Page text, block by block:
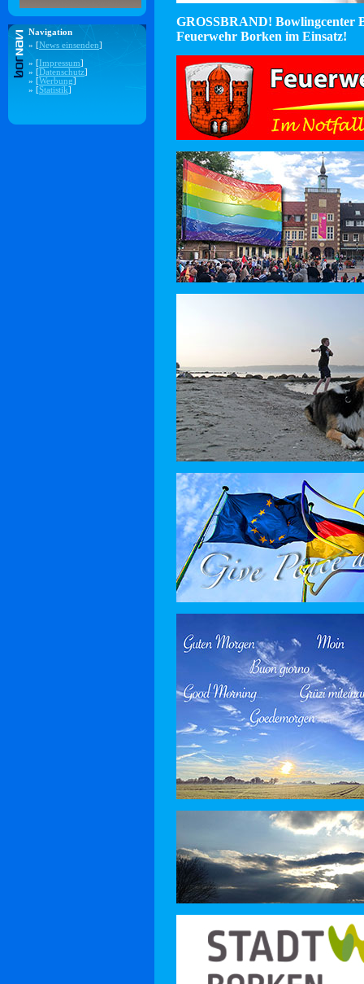
Navigation
» [News einsenden]
» [Impressum]
» [Datenschutz]
» [Werbung]
» [Statistik]
GROSSBRAND! Bowlingcenter
Feuerwehr Borken im Einsatz!